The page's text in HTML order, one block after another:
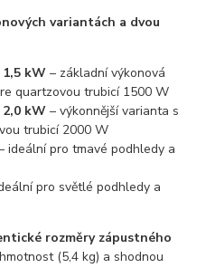
variantách a dvou
kW – základní výkonová
quartzovou trubicí 1500 W
kW – výkonnější varianta s
trubicí 2000 W
ideální pro tmavé podhledy a
pro světlé podhledy a
rozměry zápustného
(5,4 kg) a shodnou